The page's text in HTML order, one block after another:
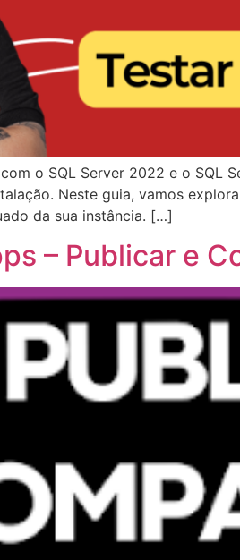
o SQL Server 2022 e o SQL
Neste guia, vamos
da sua instância. […]
– Publicar e